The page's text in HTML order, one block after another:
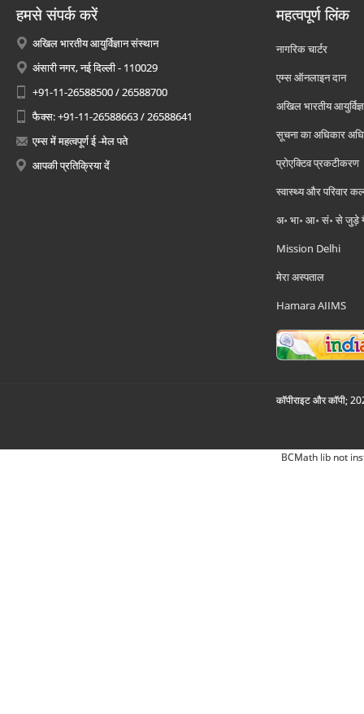
हमसे संपर्क करें
अखिल भारतीय आयुर्विज्ञान संस्थान
अंसारी नगर, नई दिल्ली - 110029
+91-11-26588500 / 26588700
फैक्स: +91-11-26588663 / 26588641
एम्स में महत्वपूर्ण ई -मेल पते
आपकी प्रतिक्रिया दें
महत्वपूर्ण लिंक
नागरिक चार्टर
एम्स ऑनलाइन दान
अखिल भारतीय
सूचना का अधिकार
प्रोएक्टिव प्रकटीकरण
स्वास्थ्य और परिवार
अ॰ भा॰ आ॰ सं॰ से जुड़े
Mission Delhi
मेरा अस्पताल
Hamara AIIMS
कॉपीराइट और कॉपी;
BCMath lib not